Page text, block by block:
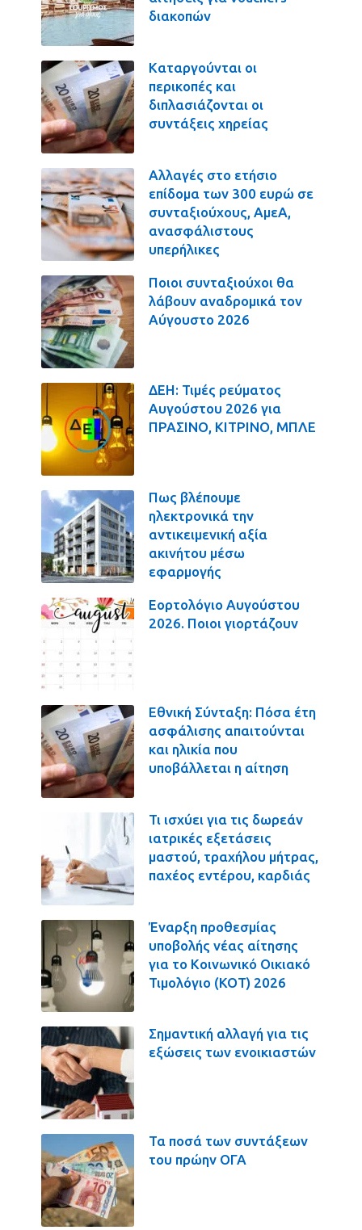
διακοπών
Καταργούνται οι
περικοπές και
διπλασιάζονται οι
συντάξεις χηρείας
Αλλαγές στο ετήσιο
επίδομα των 300 ευρώ σε
συνταξιούχους, ΑμεΑ,
ανασφάλιστους
υπερήλικες
Ποιοι συνταξιούχοι θα
λάβουν αναδρομικά τον
Αύγουστο 2026
ΔΕΗ: Τιμές ρεύματος
Αυγούστου 2026 για
ΠΡΑΣΙΝΟ, ΚΙΤΡΙΝΟ, ΜΠΛΕ
Πως βλέπουμε
ηλεκτρονικά την
αντικειμενική αξία
ακινήτου μέσω
εφαρμογής
Εορτολόγιο Αυγούστου
2026. Ποιοι γιορτάζουν
Εθνική Σύνταξη: Πόσα έτη
ασφάλισης απαιτούνται
και ηλικία που
υποβάλλεται η αίτηση
Τι ισχύει για τις δωρεάν
ιατρικές εξετάσεις
μαστού, τραχήλου μήτρας,
παχέος εντέρου, καρδιάς
Έναρξη προθεσμίας
υποβολής νέας αίτησης
για το Κοινωνικό Οικιακό
Τιμολόγιο (ΚΟΤ) 2026
Σημαντική αλλαγή για τις
εξώσεις των ενοικιαστών
Τα ποσά των συντάξεων
του πρώην ΟΓΑ